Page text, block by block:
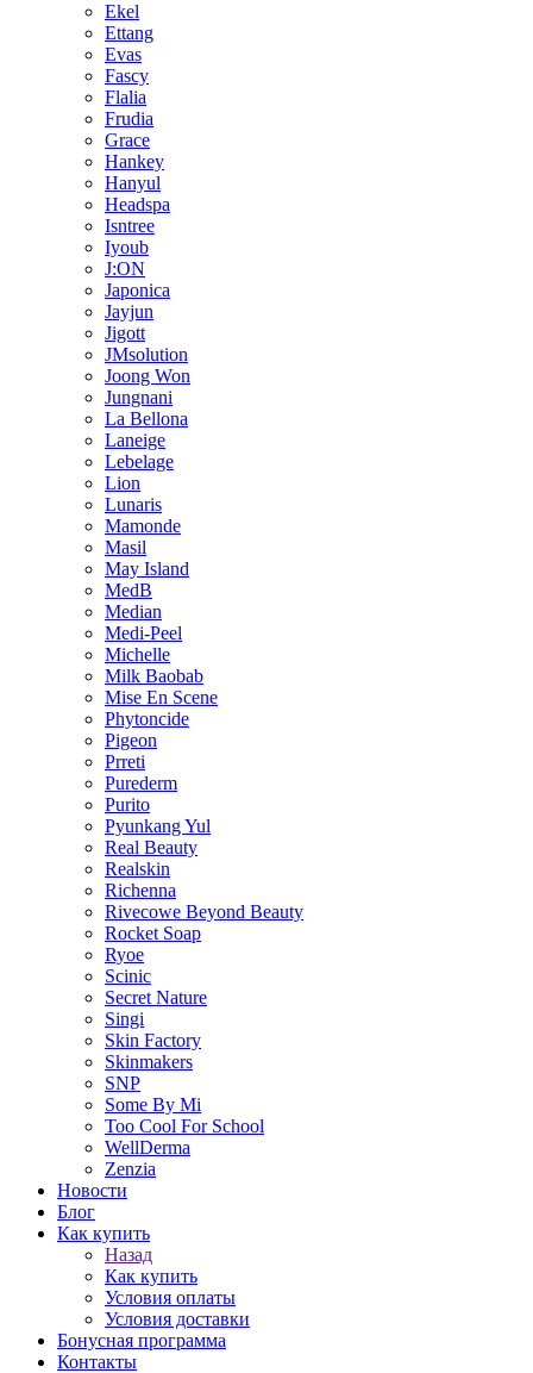
Ekel
Ettang
Evas
Fascy
Flalia
Frudia
Grace
Hankey
Hanyul
Headspa
Isntree
Iyoub
J:ON
Japonica
Jayjun
Jigott
JMsolution
Joong Won
Jungnani
La Bellona
Laneige
Lebelage
Lion
Lunaris
Mamonde
Masil
May Island
MedB
Median
Medi-Peel
Michelle
Milk Baobab
Mise En Scene
Phytoncide
Pigeon
Prreti
Purederm
Purito
Pyunkang Yul
Real Beauty
Realskin
Richenna
Rivecowe Beyond Beauty
Rocket Soap
Ryoe
Scinic
Secret Nature
Singi
Skin Factory
Skinmakers
SNP
Some By Mi
Too Cool For School
WellDerma
Zenzia
Новости
Блог
Как купить
Назад
Как купить
Условия оплаты
Условия доставки
Бонусная программа
Контакты